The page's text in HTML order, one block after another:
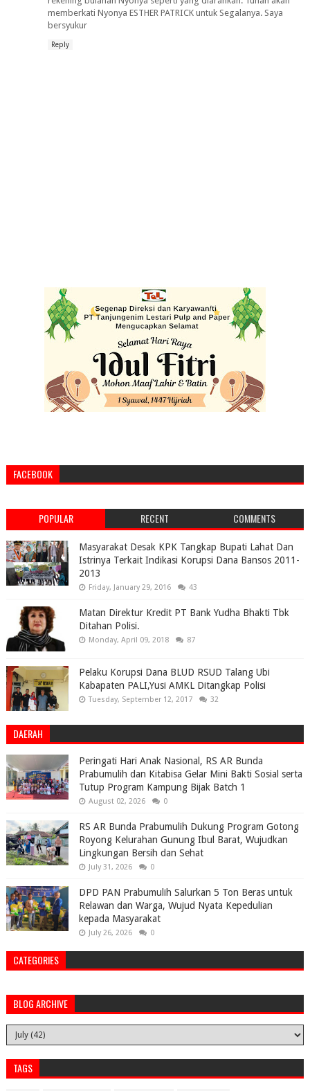
memberkati Nyonya ESTHER PATRICK untuk Segalanya. Saya
bersyukur
Reply
FACEBOOK
POPULAR RECENT COMMENTS
Masyarakat Desak KPK Tangkap Bupati Lahat Dan
Istrinya Terkait Indikasi Korupsi Dana Bansos 2011-
2013
Friday, January 29, 2016 43
Matan Direktur Kredit PT Bank Yudha Bhakti Tbk
Ditahan Polisi.
Monday, April 09, 2018 87
Pelaku Korupsi Dana BLUD RSUD Talang Ubi
Kabapaten PALI,Yusi AMKL Ditangkap Polisi
Tuesday, September 12, 2017 32
DAERAH
Peringati Hari Anak Nasional, RS AR Bunda
Prabumulih dan Kitabisa Gelar Mini Bakti Sosial serta
Tutup Program Kampung Bijak Batch 1
August 02, 2026 0
RS AR Bunda Prabumulih Dukung Program Gotong
Royong Kelurahan Gunung Ibul Barat, Wujudkan
Lingkungan Bersih dan Sehat
July 31, 2026 0
DPD PAN Prabumulih Salurkan 5 Ton Beras untuk
Relawan dan Warga, Wujud Nyata Kepedulian
kepada Masyarakat
July 26, 2026 0
CATEGORIES
BLOG ARCHIVE
TAGS